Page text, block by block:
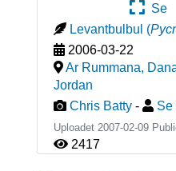
Se
Levantbulbul (
2006-03-22
Ar Rummana,
Jordan
Chris Batty - Se
Uploadet 2007-02-09
2417